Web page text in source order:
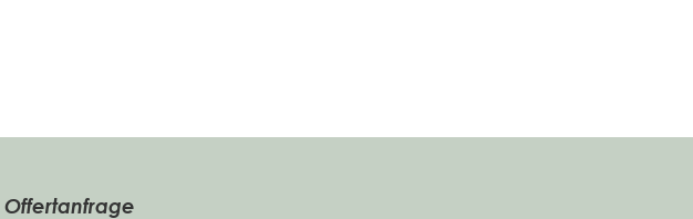
Offertanfrage